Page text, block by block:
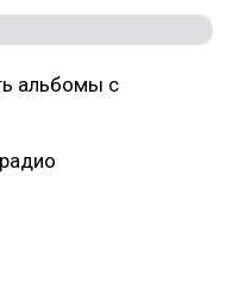
альбомы с